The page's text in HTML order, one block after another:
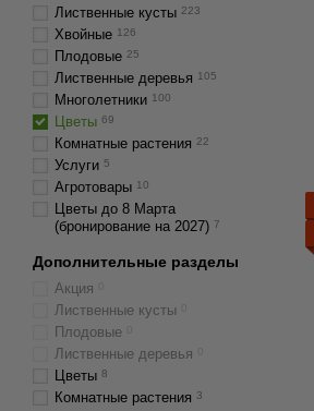
Лиственные кусты 223
Хвойные 126
Плодовые 25
Лиственные деревья 105
Многолетники 100
Цветы 69
Комнатные растения 22
Услуги 5
Агротовары 10
Цветы до 8 Марта
(бронирование на 2027) 7
Дополнительные разделы
Акция
Лиственные кусты
Плодовые
Лиственные деревья
Цветы 8
Комнатные растения 3